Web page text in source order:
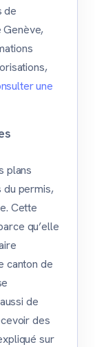
de
Genève,
une
plans
du permis,
Cette
qu’elle
canton de
de
des
sur